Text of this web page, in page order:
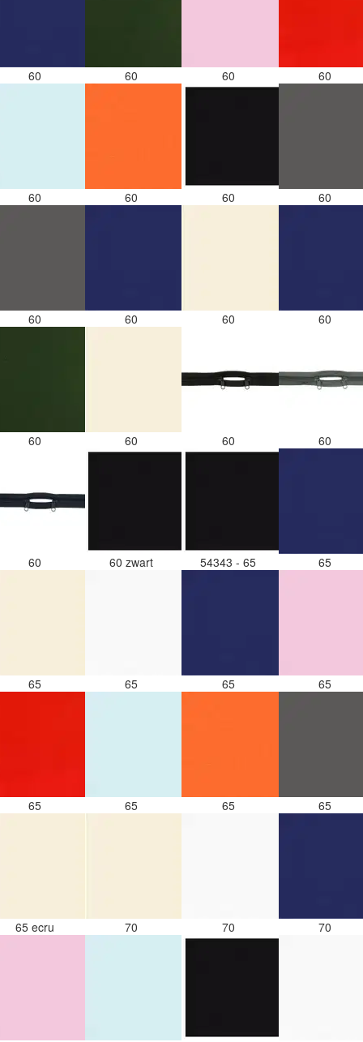
60 60 60 60
60 60 60 60
60 60 60 60
60 60 60 60
60 60 zwart 54343 - 65 65
65 65 65 65
65 65 65 65
65 ecru 70 70 70